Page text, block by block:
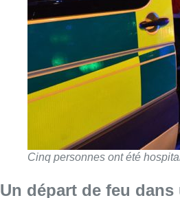
Un départ de feu
Le feu s’est déclaré peu après minuit
situé au rez-de-chaussée de
propager au plancher du premier
À l’arrivée des secours, les
important, et de gros
résidents attendaient leur